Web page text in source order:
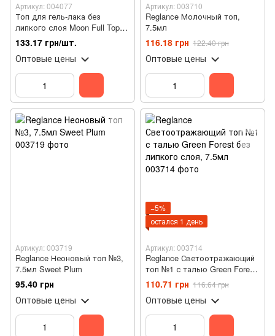
Артикул: 004077
Топ для гель-лака без
липкого слоя Moon Full Top
Shimmer Gold 1020 с золотой
поталью 8 мл
133.17 грн/шт.
Оптовые цены
Артикул: 003710
Reglance Молочный топ,
7.5мл
116.18 грн 122.40 грн
Оптовые цены
Артикул: 003719
Reglance Неоновый топ №3,
7.5мл Sweet Plum
95.40 грн
Оптовые цены
−5%
остался 1 день
Артикул: 003714
Reglance Светоотражающий
топ №1 с талью Green Forest
без липкого слоя, 7.5мл
110.71 грн 116.64 грн
Оптовые цены